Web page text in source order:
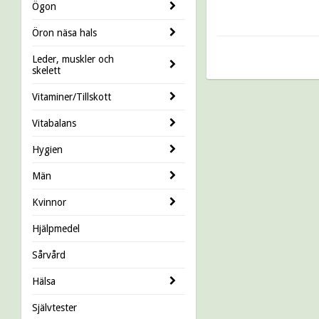
Ögon
Öron näsa hals
Leder, muskler och
skelett
Vitaminer/Tillskott
Vitabalans
Hygien
Män
Kvinnor
Hjälpmedel
Sårvård
Hälsa
Självtester